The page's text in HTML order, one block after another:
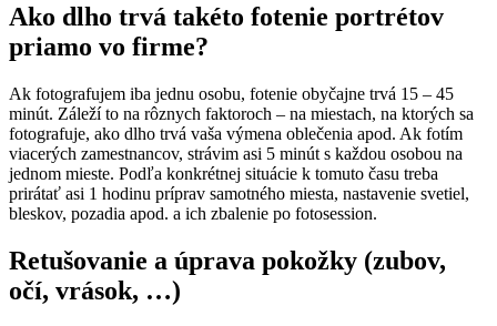
Ako dlho trvá takéto fotenie portrétov
priamo vo firme?
Ak fotografujem iba jednu osobu, fotenie obyčajne trvá 15 – 45
minút. Záleží to na rôznych faktoroch – na miestach, na ktorých sa
fotografuje, ako dlho trvá vaša výmena oblečenia apod. Ak fotím
viacerých zamestnancov, strávim asi 5 minút s každou osobou na
jednom mieste. Podľa konkrétnej situácie k tomuto času treba
prirátať asi 1 hodinu príprav samotného miesta, nastavenie svetiel,
bleskov, pozadia apod. a ich zbalenie po fotosession.
Retušovanie a úprava pokožky (zubov,
očí, vrások, …)